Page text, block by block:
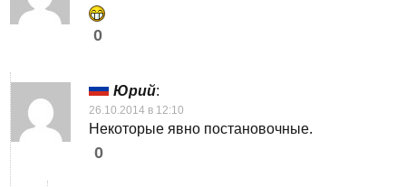
0
Юрий:
26.10.2014 в 12:10
Некоторые явно постановочные.
0